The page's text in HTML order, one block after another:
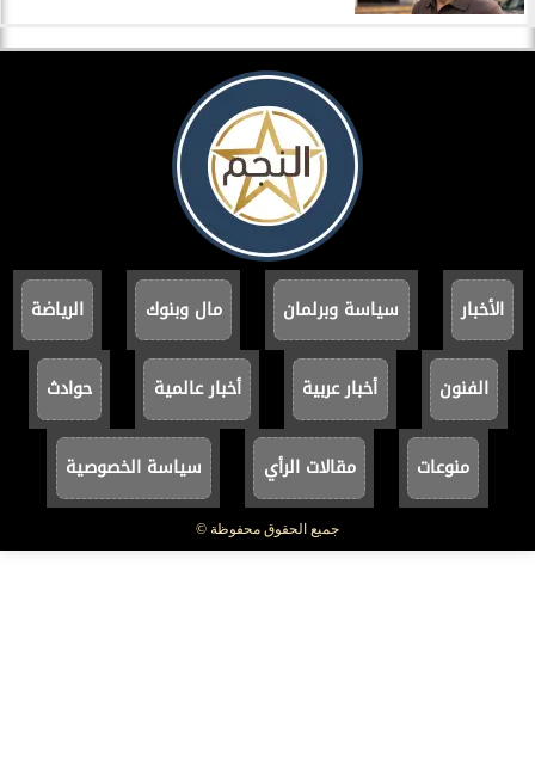
الأخبار سياسة وبرلمان مال وبنوك الرياضة
الفنون أخبار عربية أخبار عالمية حوادث
منوعات مقالات الرأي سياسة الخصوصية
جميع الحقوق محفوظة ©